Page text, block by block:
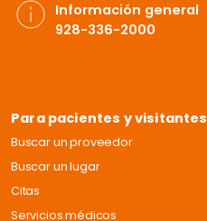
Información general
928-336-2000
Para pacientes y visitantes
Buscar un proveedor
Buscar un lugar
Citas
Servicios médicos